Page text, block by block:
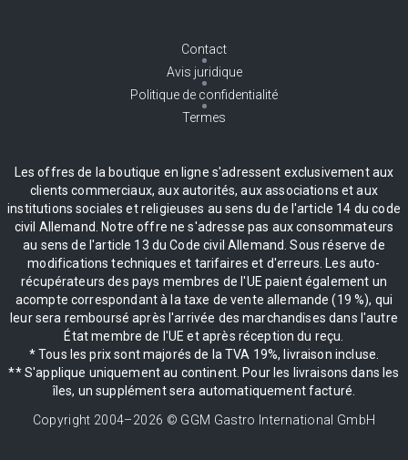
Contact
Avis juridique
Politique de confidentialité
Termes
Les offres de la boutique en ligne s'adressent exclusivement aux
clients commerciaux, aux autorités, aux associations et aux
institutions sociales et religieuses au sens du de l'article 14 du code
civil Allemand. Notre offre ne s'adresse pas aux consommateurs
au sens de l'article 13 du Code civil Allemand. Sous réserve de
modifications techniques et tarifaires et d'erreurs. Les auto-
récupérateurs des pays membres de l'UE paient également un
acompte correspondant à la taxe de vente allemande (19 %), qui
leur sera remboursé après l'arrivée des marchandises dans l'autre
État membre de l'UE et après réception du reçu.
* Tous les prix sont majorés de la TVA 19%, livraison incluse.
** S'applique uniquement au continent. Pour les livraisons dans les
îles, un supplément sera automatiquement facturé.
Copyright 2004–2026 © GGM Gastro International GmbH